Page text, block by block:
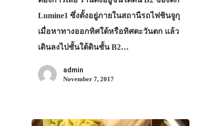
Lumine1 ซึ่งตั้งอยู่ภายในสถานีรถไฟชินจูกุ
เมื่อหาทางออกทิศใต้หรือทิศตะวันตก แล้ว
เดินลงไปชั้นใต้ดินชั้น B2…
admin
November 7, 2017